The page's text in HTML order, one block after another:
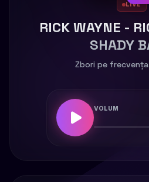
LIVE
RICK WAYNE -
SHADY
Zbori pe frecvența
VOLUM